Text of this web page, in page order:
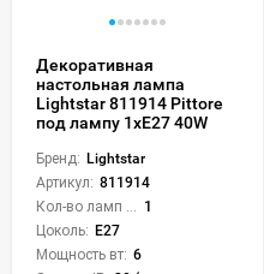
Декоративная
настольная лампа
Lightstar 811914 Pittore
под лампу 1xE27 40W
Бренд: Lightstar
Артикул: 811914
1
Цоколь: E27
Мощность вт: 6